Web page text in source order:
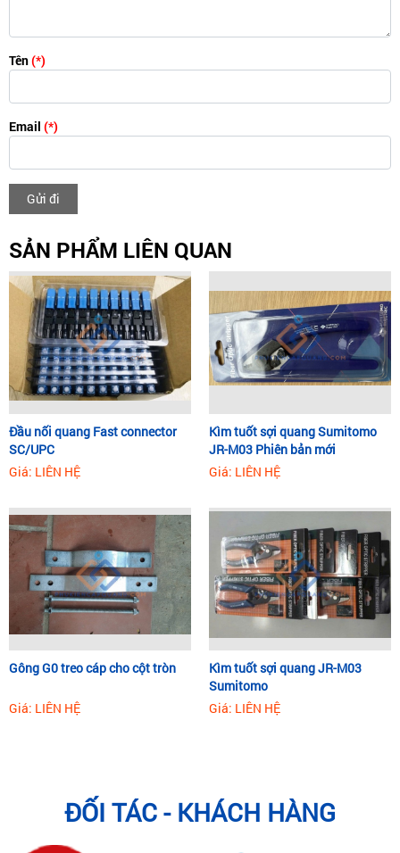
Tên(*)
Email (*)
Gửi đi
SẢN PHẨM LIÊN QUAN
Đầu nối quang Fast connector
SC/UPC
Giá: LIÊN HỆ
Kìm tuốt sợi quang Sumitomo
JR-M03 Phiên bản mới
Giá: LIÊN HỆ
Gông G0 treo cáp cho cột tròn
Giá: LIÊN HỆ
Kìm tuốt sợi quang JR-M03
Sumitomo
Giá: LIÊN HỆ
ĐỐI TÁC - KHÁCH HÀNG